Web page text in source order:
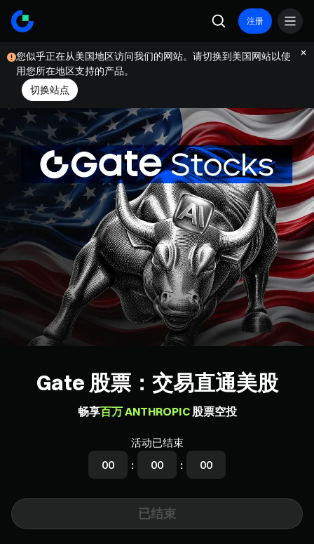
注册
您似乎正在从美国地区访问我们的网站。请切换到美国网站以使
用您所在地区支持的产品。
切换站点
Gate 股票：交易直通美股
畅享百万 ANTHROPIC股票空投
活动已结束
00 : 00 : 00
已结束